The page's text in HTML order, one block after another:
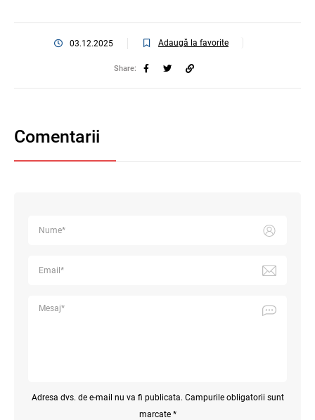
03.12.2025 Adaugă la favorite
Share:
Comentarii
Adresa dvs. de e-mail nu va fi publicata. Campurile obligatorii sunt
marcate *